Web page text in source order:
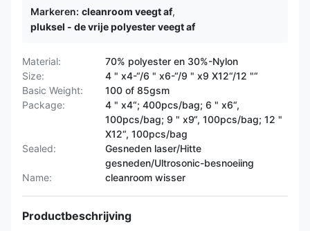
Markeren: cleanroom veegt af,
pluksel - de vrije polyester veegt af
Material:
70% polyester en 30%-Nylon
Size:
4 " x4-“/6 " x6-“/9 " x9 X12“/12 "“
Basic Weight:
100 of 85gsm
Package:
4 " x4“; 400pcs/bag; 6 " x6“,
100pcs/bag; 9 " x9“, 100pcs/bag; 12 "
X12“, 100pcs/bag
Sealed:
Gesneden laser/Hitte
gesneden/Ultrosonic-besnoeiing
Name:
cleanroom wisser
Productbeschrijving